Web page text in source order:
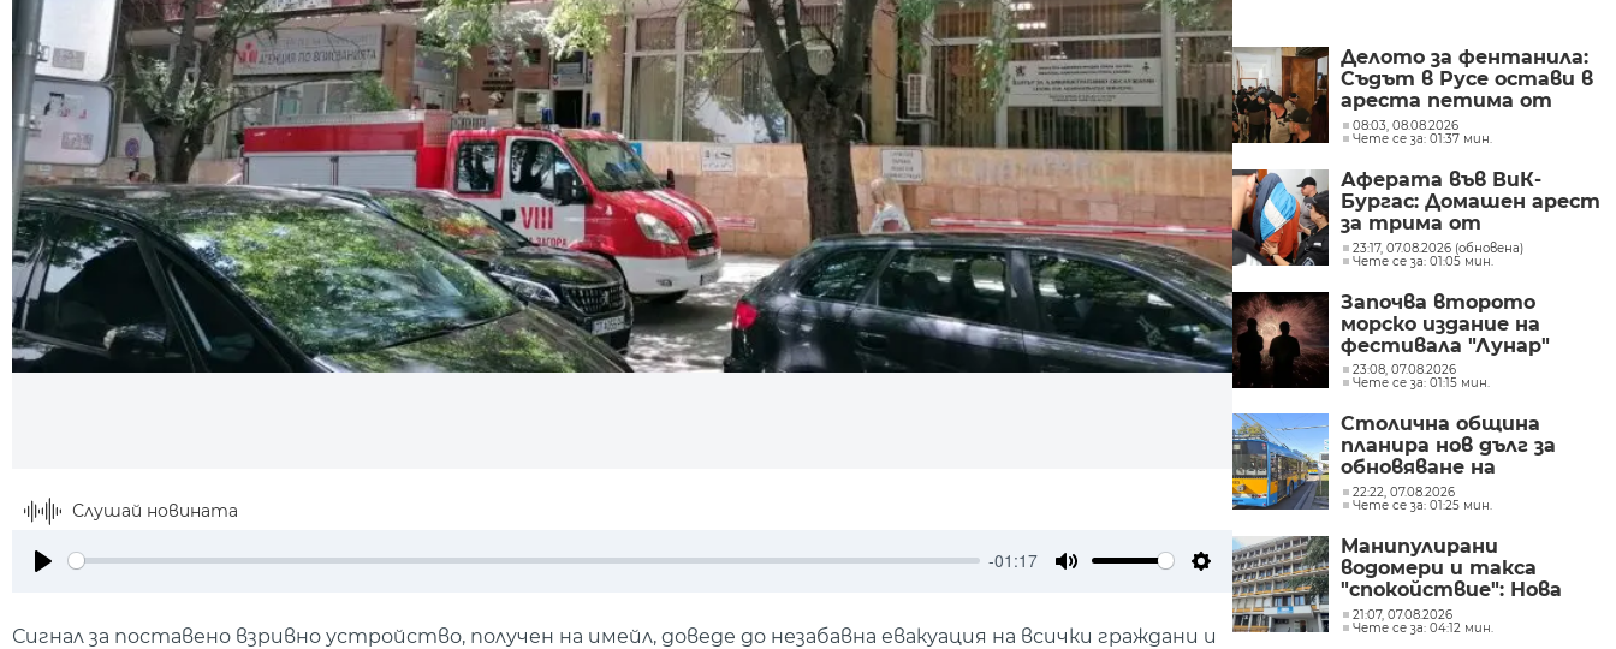
Слушай новината
-01:17
Settings
Сигнал за поставено взривно устройство, получен на имейл, доведе до незабавна евакуация на всички граждани и
Делото за фентанила:
Съдът в Русе остави в
ареста петима от
задържаните
08:03, 08.08.2026
Чете се за: 01:37 мин.
Аферата във ВиК-
Бургас: Домашен арест
за трима от
обвиняемите
23:17, 07.08.2026 (обновена)
Чете се за: 01:05 мин.
Започва второто
морско издание на
фестивала "Лунар"
23:08, 07.08.2026
Чете се за: 01:15 мин.
Столична община
планира нов дълг за
обновяване на
транспорта
22:22, 07.08.2026
Чете се за: 01:25 мин.
Манипулирани
водомери и такса
"спокойствие": Нова
афера с участието на
бившия директор на
21:07, 07.08.2026
Чете се за: 04:12 мин.